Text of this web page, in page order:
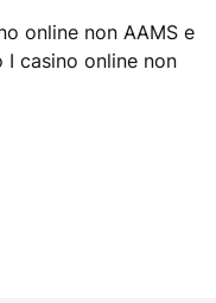
online non AAMS e
I casino online non